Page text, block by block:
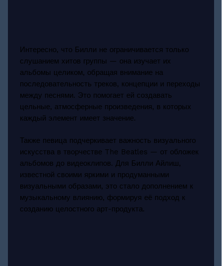
Интересно, что Билли не ограничивается только
слушанием хитов группы — она изучает их
альбомы целиком, обращая внимание на
последовательность треков, концепции и переходы
между песнями. Это помогает ей создавать
цельные, атмосферные произведения, в которых
каждый элемент имеет значение.
Также певица подчеркивает важность визуального
искусства в творчестве The Beatles — от обложек
альбомов до видеоклипов. Для Билли Айлиш,
известной своими яркими и продуманными
визуальными образами, это стало дополнением к
музыкальному влиянию, формируя её подход к
созданию целостного арт-продукта.